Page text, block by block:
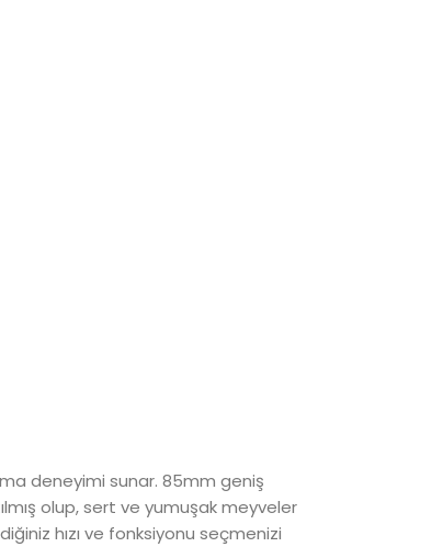
deneyimi sunar. 85mm geniş
olup, sert ve yumuşak meyveler
hızı ve fonksiyonu seçmenizi